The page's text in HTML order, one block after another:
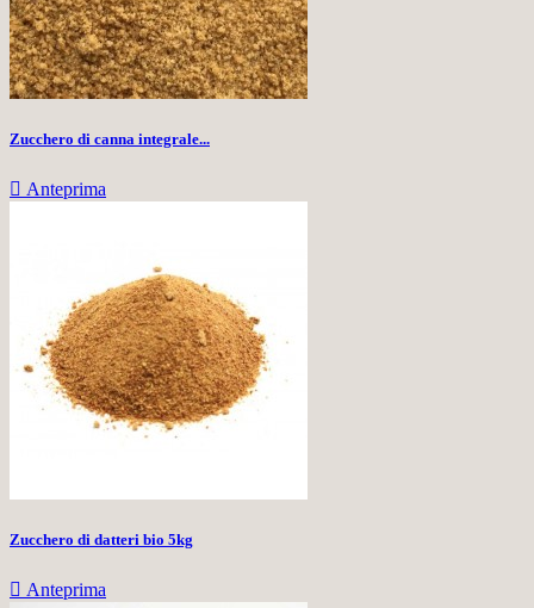
Zucchero di canna integrale...
 Anteprima
Zucchero di datteri bio 5kg
 Anteprima